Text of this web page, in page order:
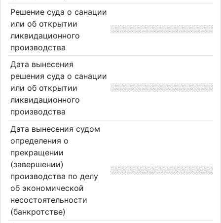
Решение суда о санации
или об открытии
ликвидационного
производства
Дата вынесения
решения суда о санации
или об открытии
ликвидационного
производства
Дата вынесения судом
определения о
прекращении
(завершении)
производства по делу
об экономической
несостоятельности
(банкротстве)